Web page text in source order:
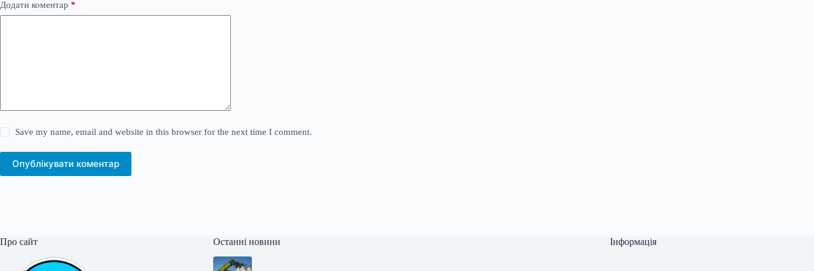
Додати коментар *
Save my name, email and website in this browser for the next time I comment.
Опублікувати коментар
Про сайт Останні новини Інформація